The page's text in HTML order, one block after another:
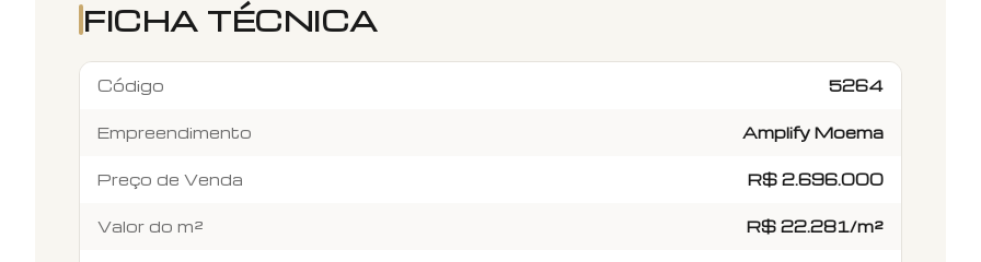
FICHA TÉCNICA
Código 5264
Empreendimento Amplify Moema
Preço de Venda R$ 2.696.000
Valor do m² R$ 22.281/m²